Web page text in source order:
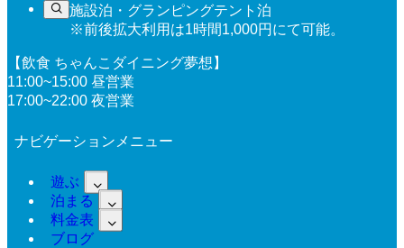
施設泊・グランピングテント泊
※前後拡大利用は1時間1,000円にて可能。
【飲食 ちゃんこダイニング夢想】
11:00~15:00 昼営業
17:00~22:00 夜営業
ナビゲーションメニュー
遊ぶ
泊まる
料金表
ブログ